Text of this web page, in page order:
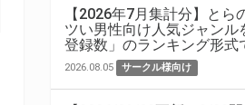
【2026年7月集計分】とら
ツい男性向け人気ジャンル
登録数」のランキング形式
2026.08.05 サークル様向け